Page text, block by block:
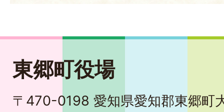
東郷町役場
〒470-0198 愛知県愛知郡東郷町